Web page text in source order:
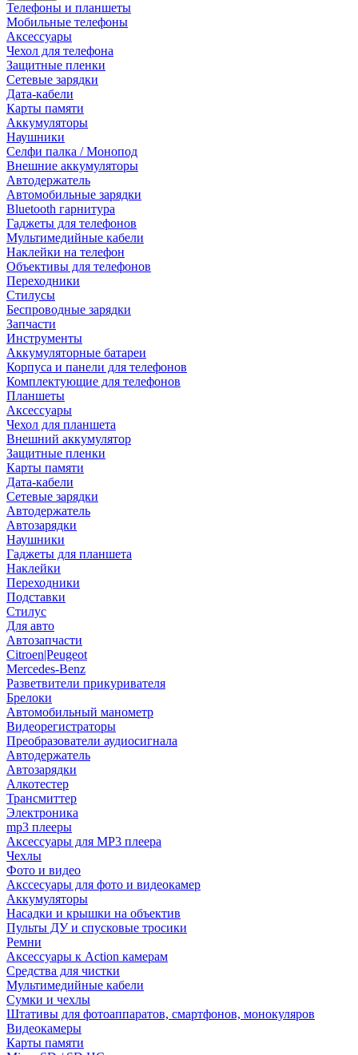
Телефоны и планшеты
Мобильные телефоны
Аксессуары
Чехол для телефона
Защитные пленки
Сетевые зарядки
Дата-кабели
Карты памяти
Аккумуляторы
Наушники
Селфи палка / Монопод
Внешние аккумуляторы
Автодержатель
Автомобильные зарядки
Bluetooth гарнитура
Гаджеты для телефонов
Мультимедийные кабели
Наклейки на телефон
Объективы для телефонов
Переходники
Стилусы
Беспроводные зарядки
Запчасти
Инструменты
Аккумуляторные батареи
Корпуса и панели для телефонов
Комплектующие для телефонов
Планшеты
Аксессуары
Чехол для планшета
Внешний аккумулятор
Защитные пленки
Карты памяти
Дата-кабели
Сетевые зарядки
Автодержатель
Автозарядки
Наушники
Гаджеты для планшета
Наклейки
Переходники
Подставки
Стилус
Для авто
Автозапчасти
Citroen|Peugeot
Mercedes-Benz
Разветвители прикуривателя
Брелоки
Автомобильный манометр
Видеорегистраторы
Преобразователи аудиосигнала
Автодержатель
Автозарядки
Алкотестер
Трансмиттер
Электроника
mp3 плееры
Аксессуары для MP3 плеера
Чехлы
Фото и видео
Акссесуары для фото и видеокамер
Аккумуляторы
Насадки и крышки на объектив
Пульты ДУ и спусковые тросики
Ремни
Аксессуары к Action камерам
Средства для чистки
Мультимедийные кабели
Сумки и чехлы
Штативы для фотоаппаратов, смартфонов, монокуляров
Видеокамеры
Карты памяти